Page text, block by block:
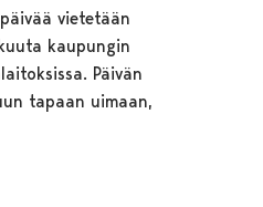
vietetään
kaupungin
Päivän
tapaan uimaan,